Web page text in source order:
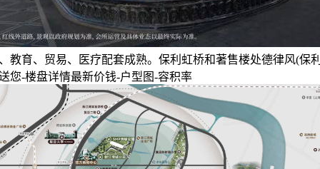
教育、贸易、医疗配套成熟。保利虹桥和著售楼处德律风(保
您-楼盘详情最新价钱-户型图-容积率